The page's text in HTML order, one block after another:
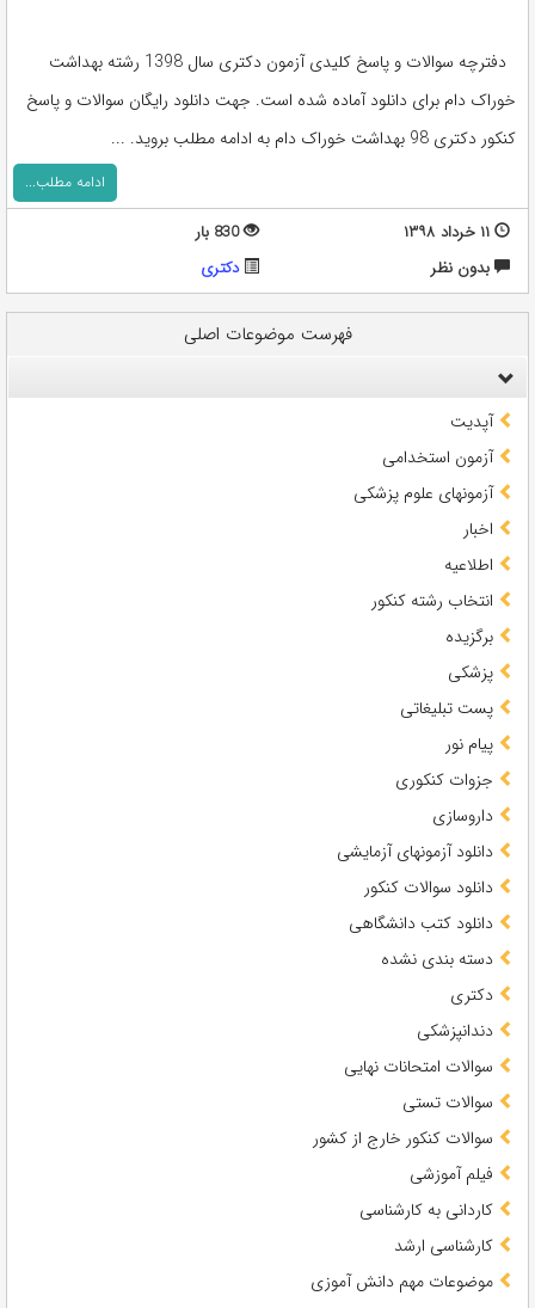
دفترچه سوالات و پاسخ کلیدی آزمون دکتری سال 1398 رشته بهداشت
خوراک دام برای دانلود آماده شده است. جهت دانلود رایگان سوالات و پاسخ
کنکور دکتری 98 بهداشت خوراک دام به ادامه مطلب بروید. ...
ادامه مطلب...
۱۱ خرداد ۱۳۹۸
830 بار
بدون نظر
دکتری
فهرست موضوعات اصلی
آپدیت
آزمون استخدامی
آزمونهای علوم پزشکی
اخبار
اطلاعیه
انتخاب رشته کنکور
برگزیده
پزشکی
پست تبلیغاتی
پیام نور
جزوات کنکوری
داروسازی
دانلود آزمونهای آزمایشی
دانلود سوالات کنکور
دانلود کتب دانشگاهی
دسته بندی نشده
دکتری
دندانپزشکی
سوالات امتحانات نهایی
سوالات تستی
سوالات کنکور خارج از کشور
فیلم آموزشی
کاردانی به کارشناسی
کارشناسی ارشد
موضوعات مهم دانش آموزی